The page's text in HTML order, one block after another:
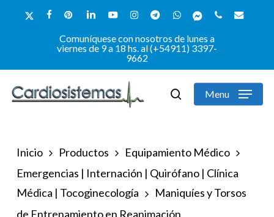
content
x-
facebookpinterestlinkedinyoutubeinstagramtelegramwhatsappmessengerphoneemail
Comuníquese con nosotros de lunes a
viernes de 9 a 18 hs. al (+54911) 3397-
9662
searchMenu
Inicio Productos
Equipamiento Médico
Emergencias | Internación | Quirófano | Clínica
Médica | Tocoginecología
Maniquíes y Torsos
de Entrenamiento en Reanimación